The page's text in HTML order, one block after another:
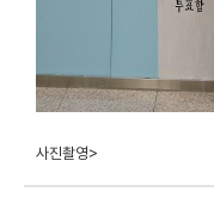
<선거홍보
사진촬영>